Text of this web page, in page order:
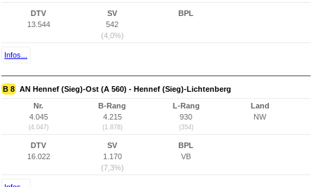
DTV
13.544
SV
542
(4,0%)
BPL
Infos...
B 8 AN Hennef (Sieg)-Ost (A 560) - Hennef (Sieg)-Lichtenberg
Nr.
4.045
(4.047)
B-Rang
4.215
(1.878)
L-Rang
930
(354)
Land
NW
DTV
16.022
SV
1.170
(7,3%)
BPL
VB